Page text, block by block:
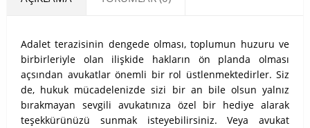
Adalet terazisinin dengede olması, toplumun huzuru ve
birbirleriyle olan ilişkide hakların ön planda olması
açsından avukatlar önemli bir rol üstlenmektedirler. Siz
de, hukuk mücadelenizde sizi bir an bile olsun yalnız
bırakmayan sevgili avukatınıza özel bir hediye alarak
teşekkürünüzü sunmak isteyebilirsiniz. Veya avukat